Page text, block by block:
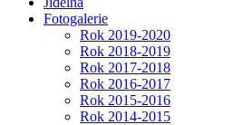
Fotogalerie
Rok 2019-2020
Rok 2018-2019
Rok 2017-2018
Rok 2016-2017
Rok 2015-2016
Rok 2014-2015